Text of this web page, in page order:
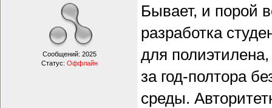
Сообщений: 2025
Статус: Оффлайн
Бывает, и порой
разработка
для полиэтилена,
за год-полтора
среды.